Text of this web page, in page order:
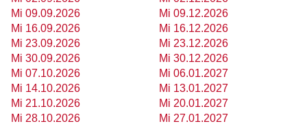
Mi 09.09.2026
Mi 16.09.2026
Mi 23.09.2026
Mi 30.09.2026
Mi 07.10.2026
Mi 14.10.2026
Mi 21.10.2026
Mi 28.10.2026
Mi 09.12.2026
Mi 16.12.2026
Mi 23.12.2026
Mi 30.12.2026
Mi 06.01.2027
Mi 13.01.2027
Mi 20.01.2027
Mi 27.01.2027